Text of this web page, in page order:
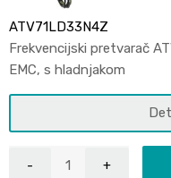
ATV71LD33N4Z
Frekvencijski pretvarač
EMC, s hladnjakom